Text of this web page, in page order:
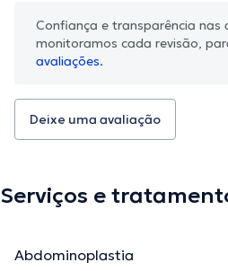
Confiança e transparência nas
monitoramos cada revisão,
avaliações.
Deixe uma avaliação
Serviços e
Abdominoplastia